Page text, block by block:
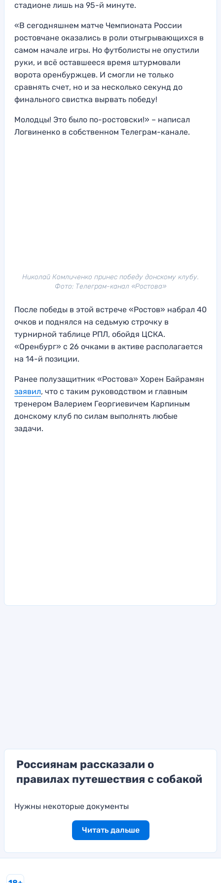
стадионе лишь на 95-й минуте.
«В сегодняшнем матче Чемпионата России
ростовчане оказались в роли отыгрывающихся в
самом начале игры. Но футболисты не опустили
руки, и всё оставшееся время штурмовали
ворота оренбуржцев. И смогли не только
сравнять счет, но и за несколько секунд до
финального свистка вырвать победу!
Молодцы! Это было по-ростовски!» – написал
Логвиненко в собственном Телеграм-канале.
Николай Комличенко принес победу донскому клубу.
Фото: Телеграм-канал «Ростова»
После победы в этой встрече «Ростов» набрал 40
очков и поднялся на седьмую строчку в
турнирной таблице РПЛ, обойдя ЦСКА.
«Оренбург» с 26 очками в активе располагается
на 14-й позиции.
Ранее полузащитник «Ростова» Хорен Байрамян
заявил, что с таким руководством и главным
тренером Валерием Георгиевичем Карпиным
донскому клуб по силам выполнять любые
задачи.
Россиянам рассказали о
правилах путешествия с собакой
Нужны некоторые документы
Читать дальше